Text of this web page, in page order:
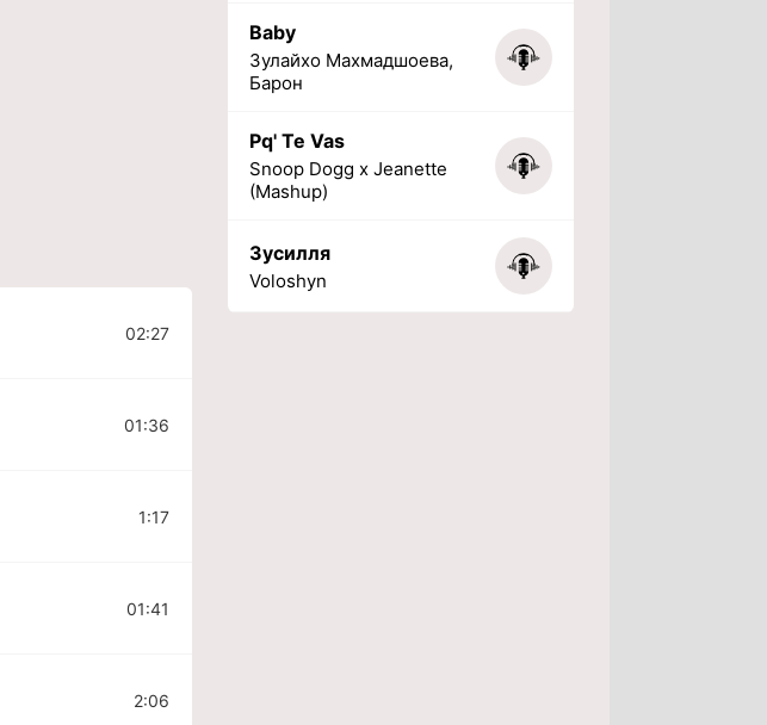
02:27
01:36
1:17
01:41
2:06
Baby
Зулайхо Махмадшоева,
Барон
Pq' Te Vas
Snoop Dogg x Jeanette
(Mashup)
Зусилля
Voloshyn